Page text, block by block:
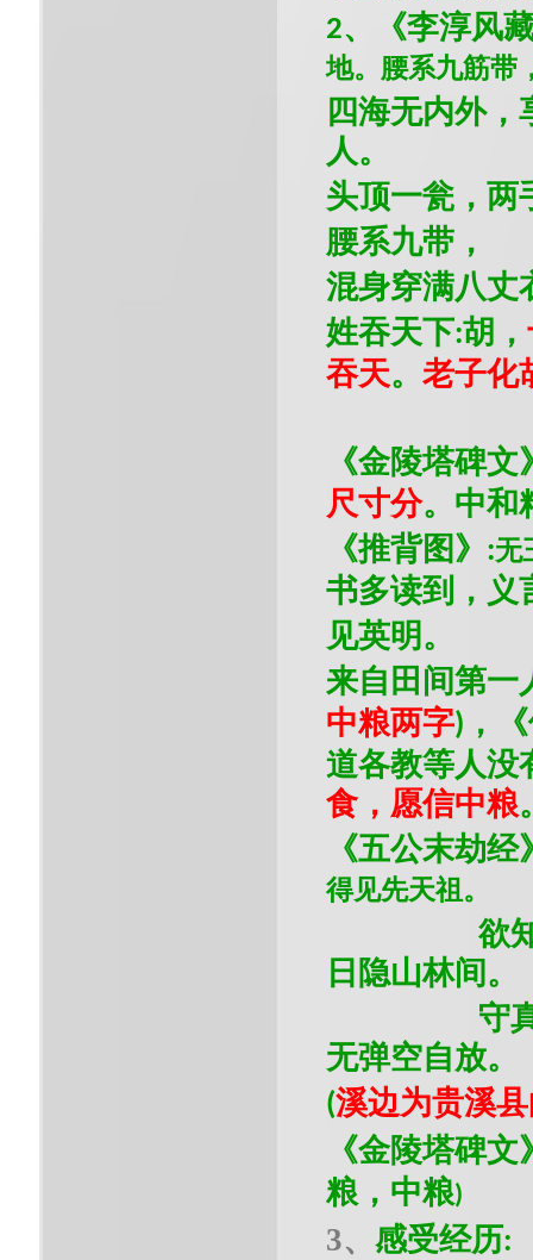
2、《李淳风
地。腰系九筋带
四海无内外
人。
头顶一瓮，两
腰系九带，
混身穿满八丈
姓吞天下:胡，
吞天。 老子化
《金陵塔碑文
尺寸分。中和
《推背图》 :无
书多读到，义
见英明。
来自田间第一
中粮两字) ，
道各教等人没
食， 愿信中粮
《五公末劫经
得见先天祖。
欲
日隐山林间。
守
无弹空自放。
(溪边为贵溪
《金陵塔碑文
粮，中粮)
3、 感受经历: